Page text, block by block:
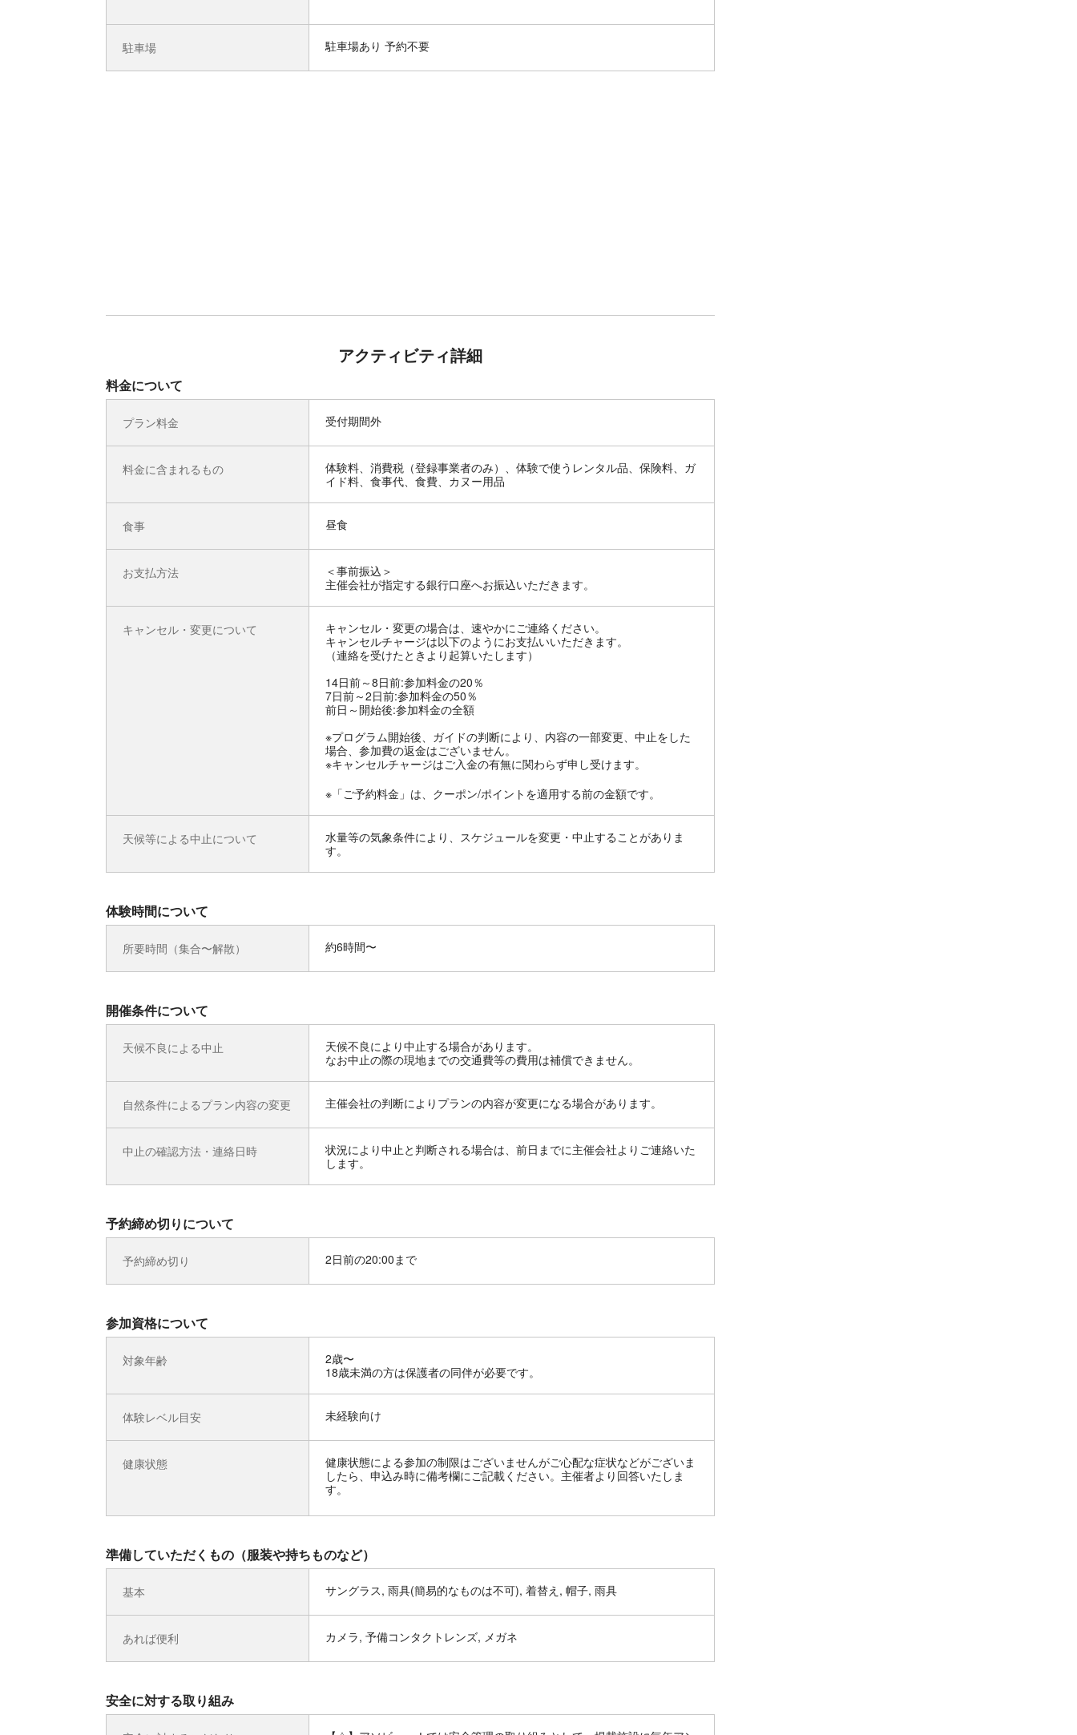
駐車場 駐車場あり 予約不要
アクティビティ詳細
料金について
プラン料金 受付期間外
料金に含まれるもの
体験料、消費税（登録事業者のみ）、体験で使うレンタル品、保険料、ガ
イド料、食事代、食費、カヌー用品
食事 昼食
お支払方法
＜事前振込＞
主催会社が指定する銀行口座へお振込いただきます。
キャンセル・変更について
キャンセル・変更の場合は、速やかにご連絡ください。
キャンセルチャージは以下のようにお支払いいただきます。
（連絡を受けたときより起算いたします）
14日前～8日前:参加料金の20％
7日前～2日前:参加料金の50％
前日～開始後:参加料金の全額
※プログラム開始後、ガイドの判断により、内容の一部変更、中止をした
場合、参加費の返金はございません。
※キャンセルチャージはご入金の有無に関わらず申し受けます。
※「ご予約料金」は、クーポン/ポイントを適用する前の金額です。
天候等による中止について
水量等の気象条件により、スケジュールを変更・中止することがありま
す。
体験時間について
所要時間（集合〜解散） 約6時間〜
開催条件について
天候不良による中止
天候不良により中止する場合があります。
なお中止の際の現地までの交通費等の費用は補償できません。
自然条件によるプラン内容の変更 主催会社の判断によりプランの内容が変更になる場合があります。
中止の確認方法・連絡日時
状況により中止と判断される場合は、前日までに主催会社よりご連絡いた
します。
予約締め切りについて
予約締め切り 2日前の20:00まで
参加資格について
対象年齢
2歳〜
18歳未満の方は保護者の同伴が必要です。
体験レベル目安 未経験向け
健康状態
健康状態による参加の制限はございませんがご心配な症状などがございま
したら、申込み時に備考欄にご記載ください。主催者より回答いたしま
す。
準備していただくもの（服装や持ちものなど）
基本 サングラス, 雨具(簡易的なものは不可), 着替え, 帽子, 雨具
あれば便利 カメラ, 予備コンタクトレンズ, メガネ
安全に対する取り組み